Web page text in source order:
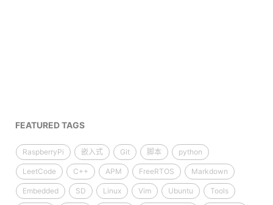
FEATURED TAGS
RaspberryPi 嵌入式 Git 脚本 python
LeetCode C++ APM FreeRTOS Markdown
Embedded SD Linux Vim Ubuntu Tools